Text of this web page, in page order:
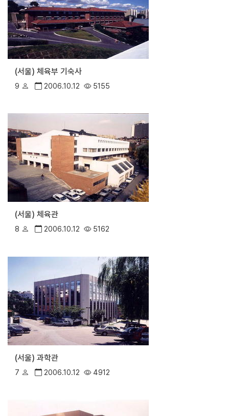
(서울) 체육부 기숙사
9 2006.10.12 5155
(서울) 체육관
8 2006.10.12 5162
(서울) 과학관
7 2006.10.12 4912